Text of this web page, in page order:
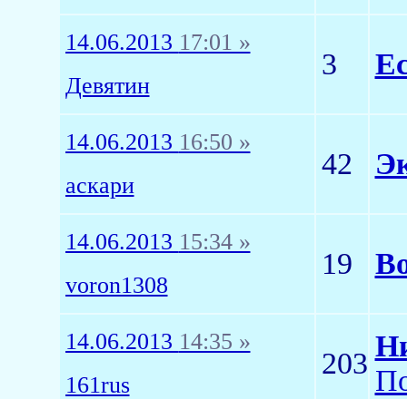
14.06.2013 17:01 »
Девятин
3
14.06.2013 16:50 »
аскари
42
14.06.2013 15:34 »
voron1308
19
14.06.2013 14:35 »
161rus
203